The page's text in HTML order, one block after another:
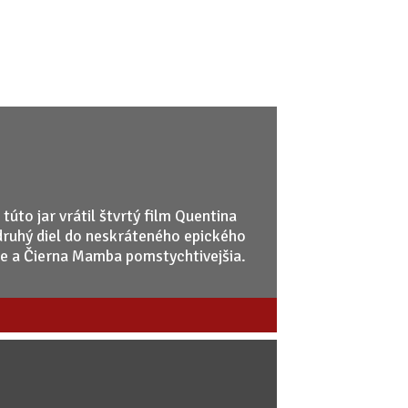
túto jar vrátil štvrtý film Quentina
diel do neskráteného epického
a Čierna Mamba pomstychtivejšia.